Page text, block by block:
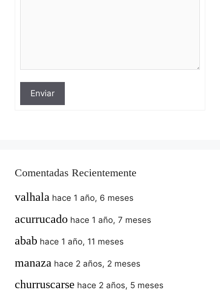
Enviar
Comentadas Recientemente
valhala hace 1 año, 6 meses
acurrucado hace 1 año, 7 meses
abab hace 1 año, 11 meses
manaza hace 2 años, 2 meses
churruscarse hace 2 años, 5 meses